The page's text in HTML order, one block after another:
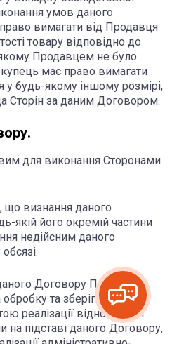
умов даного
вимагати від Продавця
товару відповідно до
Продавцем не було
має право вимагати
у будь-якому іншому розмірі,
Сторін за даним Договором.
для виконання Сторонами
що визнання даного
якій його окремій частини
недійсним даного
Договору Покупець
та зберігання своїх
реалізації відносин, які
підставі даного Договору,